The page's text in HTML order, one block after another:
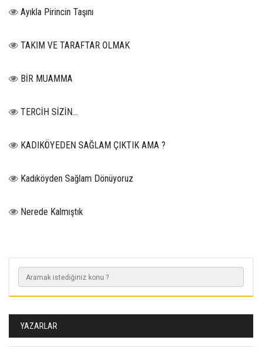
Ayıkla Pirincin Taşını
TAKIM VE TARAFTAR OLMAK
BİR MUAMMA
TERCİH SİZİN…
KADIKÖYEDEN SAĞLAM ÇIKTIK AMA ?
Kadıköyden Sağlam Dönüyoruz
Nerede Kalmıştık
YAZARLAR